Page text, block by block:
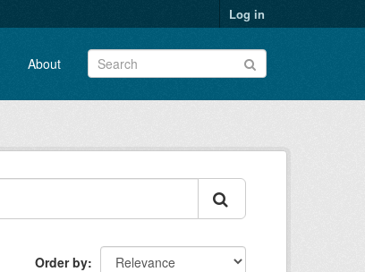
Log in
About
Order by